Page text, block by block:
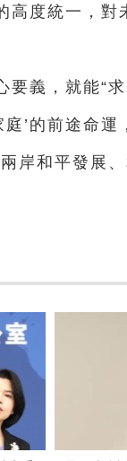
高度統一，對
義，就能“求
庭’的前途命
岸和平發展